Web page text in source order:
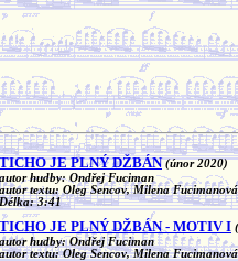
TICHO JE PLNÝ DŽBÁN (únor 2020)
autor hudby: Ondřej Fuciman
autor textu: Oleg Sencov, Milena Fucimanová
Délka: 3:41
TICHO JE PLNÝ DŽBÁN - MOTIV I
autor hudby: Ondřej Fuciman
autor textu: Oleg Sencov, Milena Fucimanová